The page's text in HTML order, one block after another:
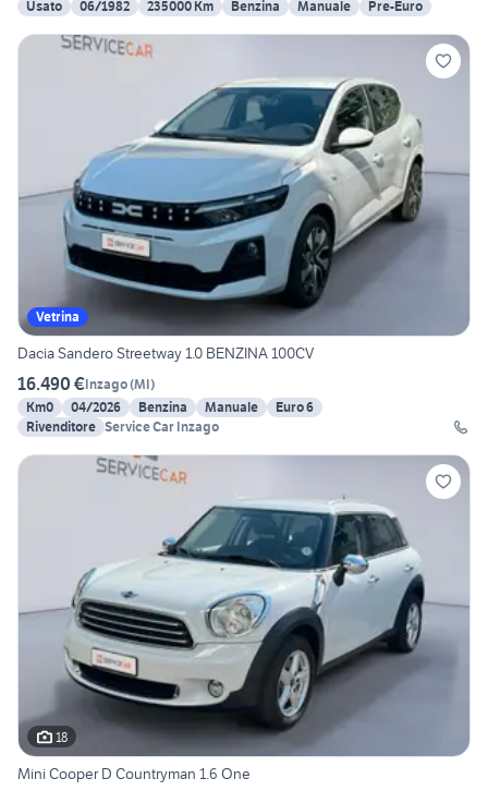
Usato
06/1982 235000 Km Benzina Manuale Pre-Euro
Vetrina
Dacia Sandero Streetway 1.0 BENZINA 100CV
16.490 €Inzago(MI)
Km0
04/2026 Benzina Manuale
Euro 6
Rivenditore Service Car Inzago
18
Mini Cooper D Countryman 1.6 One